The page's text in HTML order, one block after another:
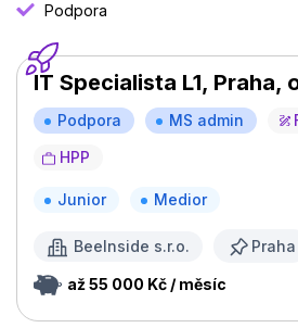
Podpora
IT Specialista L1, Praha,
Podpora MS admin
HPP
Junior Medior
BeeInside s.r.o. Praha
až 55 000 Kč / měsíc